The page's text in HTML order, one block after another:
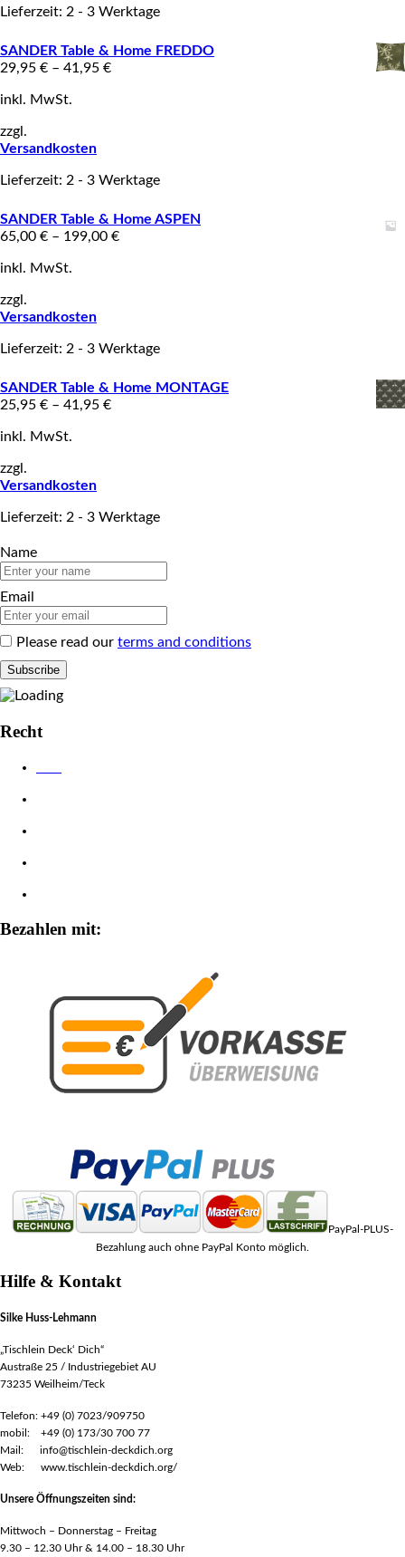
Lieferzeit: 2 - 3 Werktage
SANDER Table & Home FREDDO
29,95 € – 41,95 €
inkl. MwSt.
zzgl.
Versandkosten
Lieferzeit: 2 - 3 Werktage
SANDER Table & Home ASPEN
65,00 € – 199,00 €
inkl. MwSt.
zzgl.
Versandkosten
Lieferzeit: 2 - 3 Werktage
SANDER Table & Home MONTAGE
25,95 € – 41,95 €
inkl. MwSt.
zzgl.
Versandkosten
Lieferzeit: 2 - 3 Werktage
Name
Email
Please read our terms and conditions
Recht
Bezahlen mit:
PayPal-PLUS-
Bezahlung auch ohne PayPal Konto möglich.
Hilfe & Kontakt
Silke Huss-Lehmann
„Tischlein Deck‘ Dich“
Austraße 25 / Industriegebiet AU
73235 Weilheim/Teck
Telefon: +49 (0) 7023/909750
mobil: +49 (0) 173/30 700 77
Mail: info@tischlein-deckdich.org
Web: www.tischlein-deckdich.org/
Unsere Öffnungszeiten sind:
Mittwoch – Donnerstag – Freitag
9.30 – 12.30 Uhr & 14.00 – 18.30 Uhr